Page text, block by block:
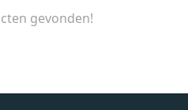
gevonden!